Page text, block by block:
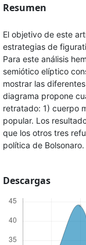
Resumen
El objetivo de este
estrategias de
Para este análisis
semiótico elíptico
mostrar las
diagrama propone
retratado: 1) cuerpo
popular. Los
que los otros tres
política de Bolsonaro.
Descargas